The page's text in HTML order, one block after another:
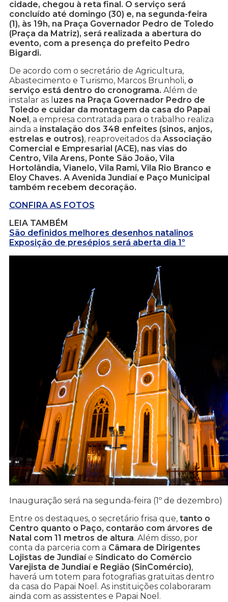
cidade, chegou à reta final. O serviço será
concluído até domingo (30) e, na segunda-feira
(1), às 19h, na Praça Governador Pedro de Toledo
(Praça da Matriz), será realizada a abertura do
evento, com a presença do prefeito Pedro
Bigardi.
De acordo com o secretário de Agricultura,
Abastecimento e Turismo, Marcos Brunholi, o
serviço está dentro do cronograma. Além de
instalar as l uzes na Praça Governador Pedro de
Toledo e cuidar da montagem da casa do Papai
Noel, a empresa contratada para o trabalho realiza
ainda a instalação dos 348 enfeites (sinos, anjos,
estrelas e outros), reaproveitados da Associação
Comercial e Empresarial (ACE), nas vias do
Centro, Vila Arens, Ponte São João, Vila
Hortolândia, Vianelo, Vila Rami, Vila Rio Branco e
Eloy Chaves. A Avenida Jundiaí e Paço Municipal
também recebem decoração.
CONFIRA AS FOTOS
LEIA TAMBÉM
São definidos melhores desenhos natalinos
Exposição de presépios será aberta dia 1º
Inauguração será na segunda-feira (1º de dezembro)
Entre os destaques, o secretário frisa que, tanto o
Centro quanto o Paço, contarão com árvores de
Natal com 11 metros de altura. Além disso, por
conta da parceria com a Câmara de Dirigentes
Lojistas de Jundiaíe Sindicato do Comércio
Varejista de Jundiaí e Região (SinComércio),
haverá um totem para fotografias gratuitas dentro
da casa do Papai Noel. As instituições colaboraram
ainda com as assistentes e Papai Noel.